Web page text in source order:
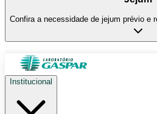
Confira a necessidade de jejum prévio e
Institucional